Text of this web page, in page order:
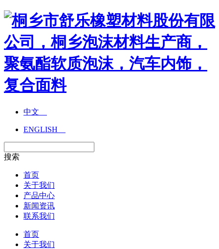
中文
ENGLISH
搜索
首页
关于我们
产品中心
新闻资讯
联系我们
首页
关于我们